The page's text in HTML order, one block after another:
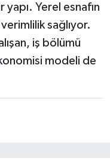
Yerel esnafın
sağlıyor.
iş bölümü
modeli de